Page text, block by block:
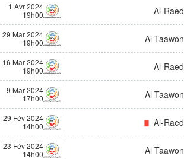
1 Avr 2024
19h00
Al-Raed
29 Mar 2024
19h00
Al Taawon
16 Mar 2024
19h00
Al-Raed
9 Mar 2024
17h00
Al Taawon
29 Fév 2024
14h00
Al-Raed
23 Fév 2024
14h00
Al Taawon